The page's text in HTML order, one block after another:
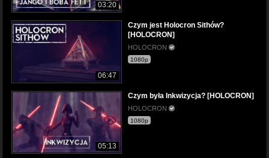
03:20
06:47
Czym jest Holocron Sithów?
[HOLOCRON]
HOLOCRON
1080p
05:13
Czym była Inkwizycja? [HOLOCRON]
HOLOCRON
1080p